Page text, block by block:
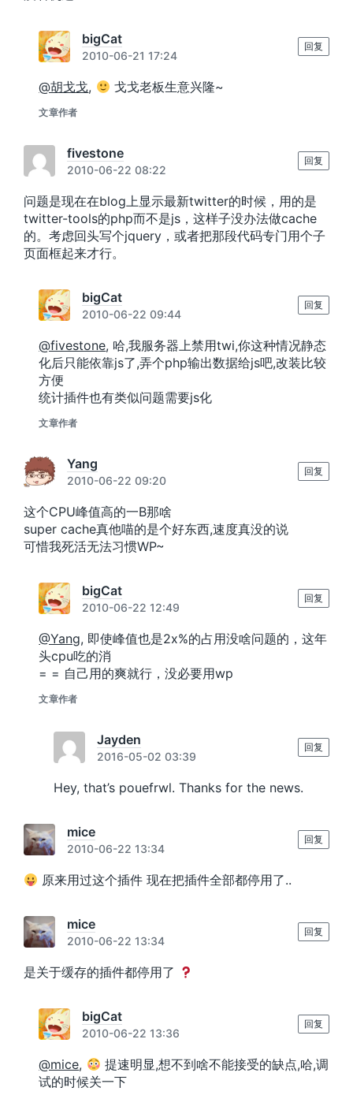
bigCat
2010-06-21 17:24
@胡戈戈, 戈戈老板生意兴隆~
文章作者
回复
fivestone
2010-06-22 08:22
问题是现在在blog上显示最新twitter的时候，用的是
twitter-tools的php而不是js，这样子没办法做cache
的。考虑回头写个jquery，或者把那段代码专门用个子
页面框起来才行。
回复
bigCat
2010-06-22 09:44
@fivestone, 哈,我服务器上禁用twi,你这种情况静态
化后只能依靠js了,弄个php输出数据给js吧,改装比较
方便
统计插件也有类似问题需要js化
文章作者
回复
Yang
2010-06-22 09:20
这个CPU峰值高的一B那啥
super cache真他喵的是个好东西,速度真没的说
可惜我死活无法习惯WP~
回复
bigCat
2010-06-22 12:49
@Yang, 即使峰值也是2x%的占用没啥问题的，这年
头cpu吃的消
= = 自己用的爽就行，没必要用wp
文章作者
回复
Jayden
2016-05-02 03:39
Hey, that’s pouefrwl. Thanks for the news.
回复
mice
2010-06-22 13:34
原来用过这个插件 现在把插件全部都停用了..
回复
mice
2010-06-22 13:34
是关于缓存的插件都停用了
回复
bigCat
2010-06-22 13:36
@mice,
提速明显,想不到啥不能接受的缺点,哈,调
试的时候关一下
回复